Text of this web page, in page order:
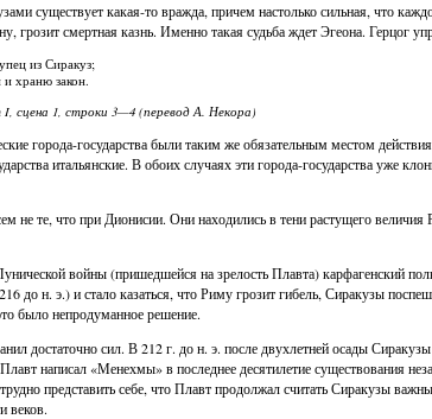
существует какая-то вражда, причем настолько сильная, что
грозит смертная казнь. Именно такая судьба ждет Эгеона. Герцог
из Сиракуз;
и храню закон.
сцена 1, строки 3—4 (перевод А. Некора)
города-государства были таким же обязательным местом
итальянские. В обоих случаях эти города-государства уже
не те, что при Дионисии. Они находились в тени растущего величия
войны (пришедшейся на зрелость Плавта) карфагенский
до н. э.) и стало казаться, что Риму грозит гибель, Сиракузы
было непродуманное решение.
достаточно сил. В 212 г. до н. э. после двухлетней осады
написал «Менехмы» в последнее десятилетие существования
представить себе, что Плавт продолжал считать Сиракузы
веков.